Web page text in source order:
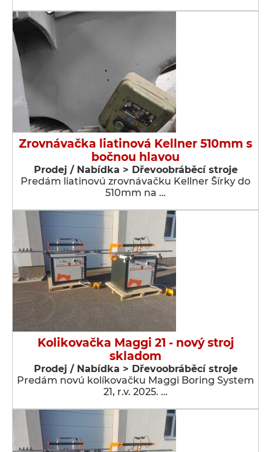
Zrovnávačka liatinová Kellner 510mm s
bočnou hlavou
Prodej / Nabídka > Dřevoobráběcí stroje
Predám liatinovú zrovnávačku Kellner Šírky do
510mm na …
Kolikovačka Maggi 21 - nový stroj
skladom
Prodej / Nabídka > Dřevoobráběcí stroje
Predám novú kolíkovačku Maggi Boring System
21, r.v. 2025. …